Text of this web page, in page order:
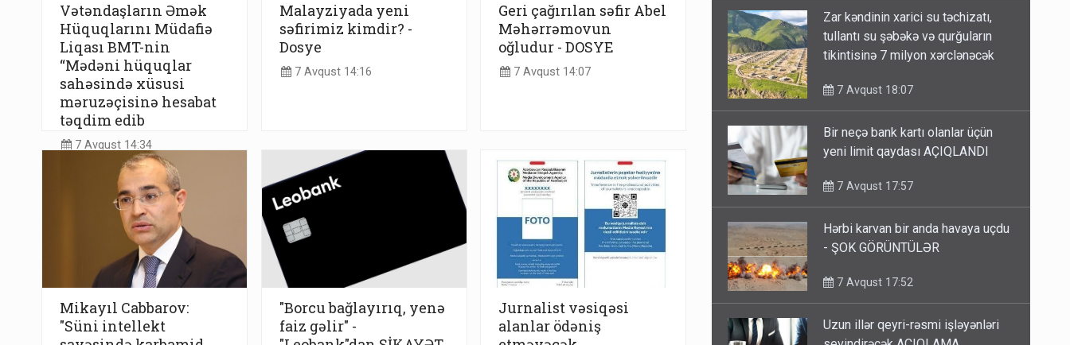
Vətəndaşların Əmək
Hüquqlarını Müdafiə
Liqası BMT-nin
“Mədəni hüquqlar
sahəsində xüsusi
məruzəçisinə hesabat
təqdim edib
7 Avqust 14:34
Malayziyada yeni
səfirimiz kimdir? -
Dosye
7 Avqust 14:16
Geri çağırılan səfir Abel
Məhərrəmovun
oğludur - DOSYE
7 Avqust 14:07
Mikayıl Cabbarov:
"Süni intellekt
"Borcu bağlayırıq, yenə
faiz gəlir" -
Jurnalist vəsiqəsi
alanlar ödəniş
Zar kəndinin xarici su təchizatı,
tullantı su şəbəkə və qurğuların
tikintisinə 7 milyon xərclənəcək
7 Avqust 18:07
Bir neçə bank kartı olanlar üçün
yeni limit qaydası AÇIQLANDI
7 Avqust 17:57
Hərbi karvan bir anda havaya uçdu
- ŞOK GÖRÜNTÜLƏR
7 Avqust 17:52
Uzun illər qeyri-rəsmi işləyənləri